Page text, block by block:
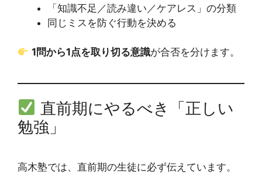
「知識不足／読み違い／ケアレス」の分類
同じミスを防ぐ行動を決める
1問から1点を取り切る意識が合否を分けます。
直前期にやるべき「正しい
勉強」
高木塾では、直前期の生徒に必ず伝えています。